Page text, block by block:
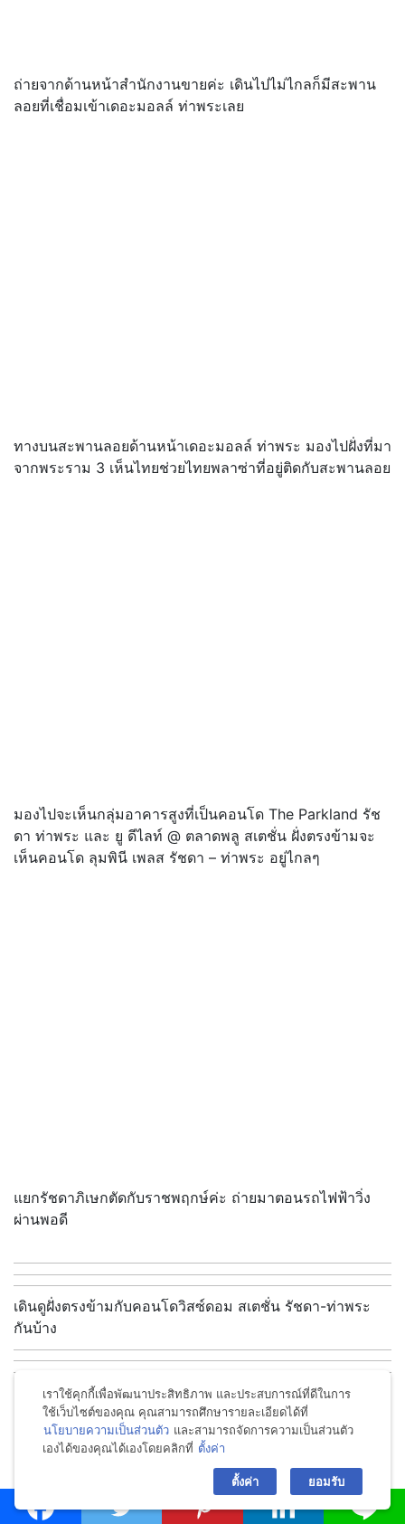
ถ่ายจากด้านหน้าสำนักงานขายค่ะ เดินไปไม่ไกลก็มีสะพาน
ลอยที่เชื่อมเข้าเดอะมอลล์ ท่าพระเลย
ทางบนสะพานลอยด้านหน้าเดอะมอลล์ ท่าพระ มองไปฝั่งที่มา
จากพระราม 3 เห็นไทยช่วยไทยพลาซ่าที่อยู่ติดกับสะพานลอย
มองไปจะเห็นกลุ่มอาคารสูงที่เป็นคอนโด The Parkland รัช
ดา ท่าพระ และ ยู ดีไลท์ @ ตลาดพลู สเตชั่น ฝั่งตรงข้ามจะ
เห็นคอนโด ลุมพินี เพลส รัชดา – ท่าพระ อยู่ไกลๆ
แยกรัชดาภิเษกตัดกับราชพฤกษ์ค่ะ ถ่ายมาตอนรถไฟฟ้าวิ่ง
ผ่านพอดี
เดินดูฝั่งตรงข้ามกับคอนโดวิสซ์ดอม สเตชั่น รัชดา-ท่าพระ
กันบ้าง
เราใช้คุกกี้เพื่อพัฒนาประสิทธิภาพ และประสบการณ์ที่ดีในการ
ใช้เว็บไซต์ของคุณ คุณสามารถศึกษารายละเอียดได้ที่
นโยบายความเป็นส่วนตัว และสามารถจัดการความเป็นส่วนตัว
เองได้ของคุณได้เองโดยคลิกที่ ตั้งค่า
ตั้งค่า ยอมรับ